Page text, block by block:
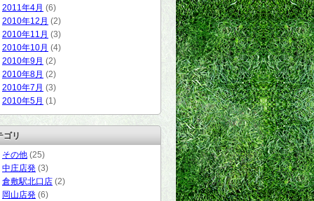
2011年4月 (6)
2010年12月 (2)
2010年11月 (3)
2010年10月 (4)
2010年9月 (2)
2010年8月 (2)
2010年7月 (3)
2010年5月 (1)
ゴリ
その他 (25)
中庄店発 (3)
倉敷駅北口店 (2)
岡山店発 (6)